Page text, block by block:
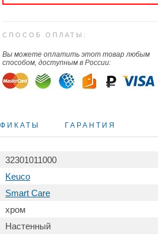
СПОСОБ ОПЛАТЫ:
Вы можете оплатить этот товар любым
способом, доступным в России:
ГАРАНТИЯ
32301011000
Keuco
Smart Care
хром
Настенный